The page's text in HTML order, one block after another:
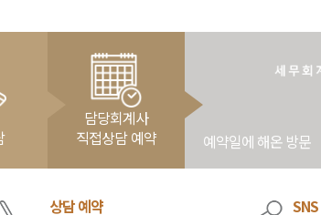
담당회계사
직접상담 예약
예약일에 해온 방문
상담 예약